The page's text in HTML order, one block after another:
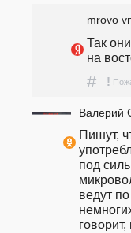
mrovo
Так
на
# !
Валерий
Пишут,
под
ведут
говорит,